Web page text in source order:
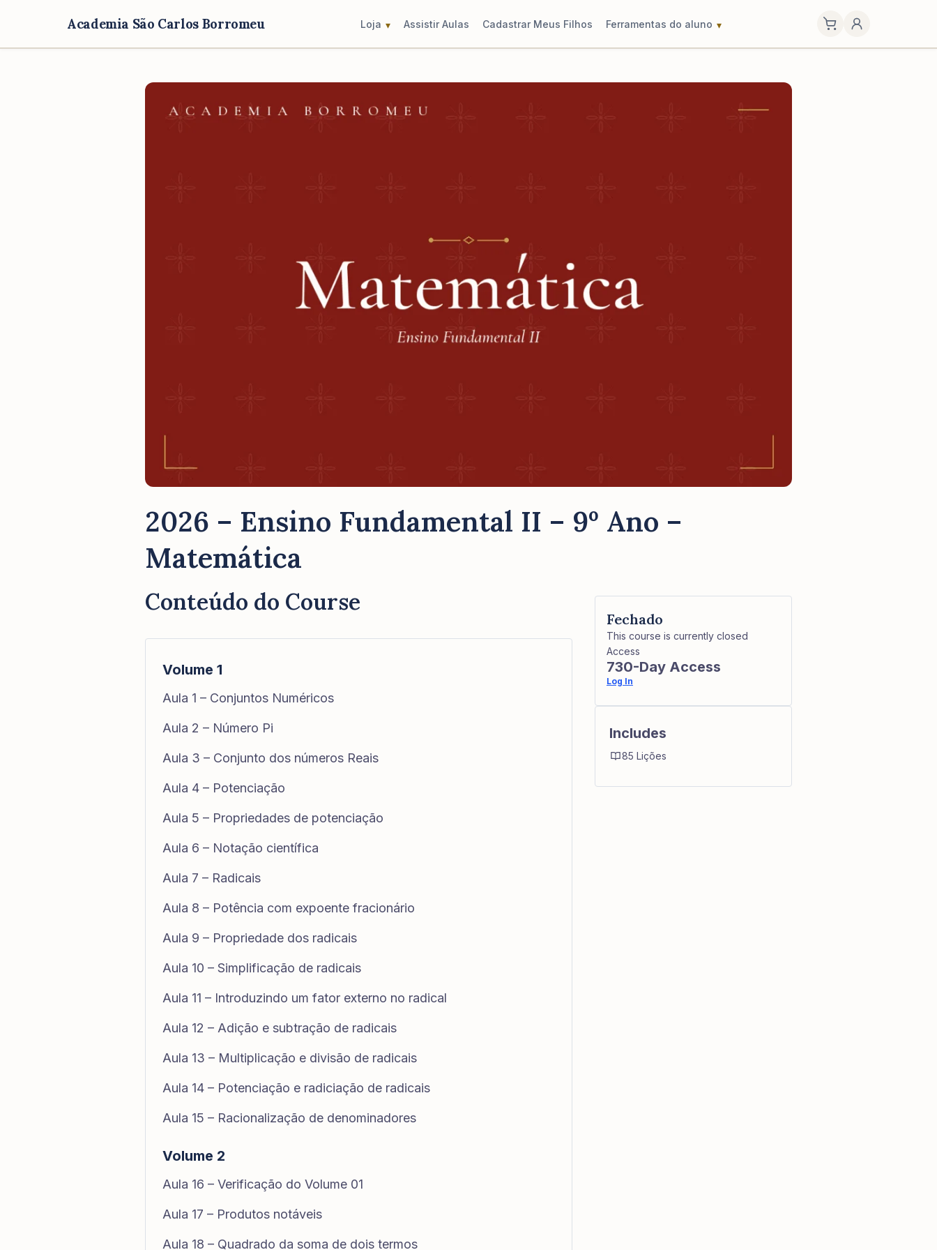
Academia São Carlos Borromeu Loja Assistir Aulas Cadastrar Meus Filhos Ferramentas do aluno
2026 – Ensino Fundamental II – 9º Ano –
Matemática
Conteúdo do Course
Volume 1
Aula 1 – Conjuntos Numéricos
Aula 2 – Número Pi
Aula 3 – Conjunto dos números Reais
Aula 4 – Potenciação
Aula 5 – Propriedades de potenciação
Aula 6 – Notação científica
Aula 7 – Radicais
Aula 8 – Potência com expoente fracionário
Aula 9 – Propriedade dos radicais
Aula 10 – Simplificação de radicais
Aula 11 – Introduzindo um fator externo no radical
Aula 12 – Adição e subtração de radicais
Aula 13 – Multiplicação e divisão de radicais
Aula 14 – Potenciação e radiciação de radicais
Aula 15 – Racionalização de denominadores
Volume 2
Aula 16 – Verificação do Volume 01
Aula 17 – Produtos notáveis
Aula 18 – Quadrado da soma de dois termos
Fechado
This course is currently closed
Access
730-Day Access
Log In
Includes
85 Lições